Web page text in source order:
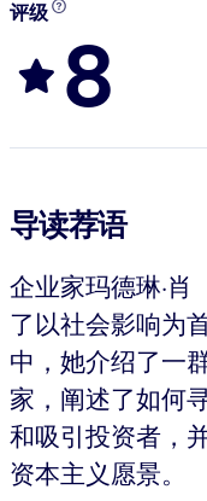
评级
8
导读荐语
企业家玛德琳·肖
了以社会影响为
中，她介绍了一
家，阐述了如何
和吸引投资者，
资本主义愿景。